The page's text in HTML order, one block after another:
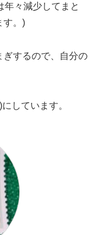
年々減少してまと
す。)
ぎするので、自分の
しています。